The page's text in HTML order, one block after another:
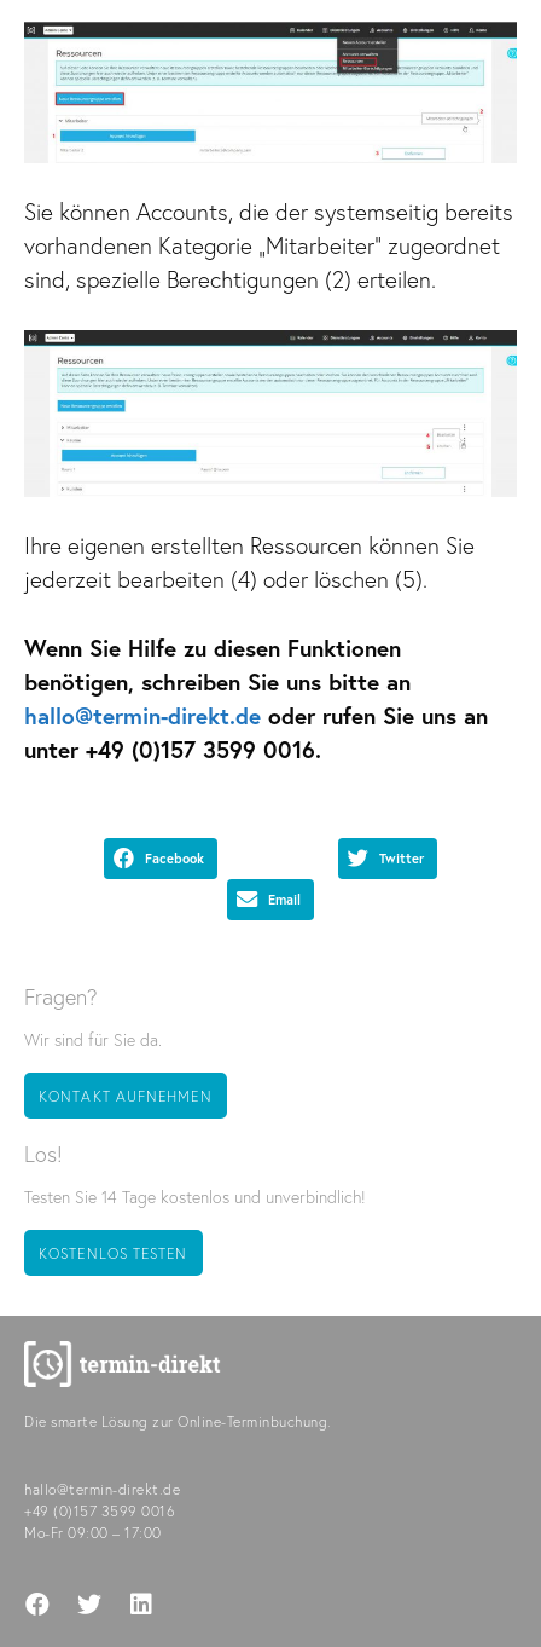
Sie können Accounts, die der systemseitig bereits
vorhandenen Kategorie „Mitarbeiter“ zugeordnet
sind, spezielle Berechtigungen (2) erteilen.
Ihre eigenen erstellten Ressourcen können Sie
jederzeit bearbeiten (4) oder löschen (5).
Wenn Sie Hilfe zu diesen Funktionen
benötigen, schreiben Sie uns bitte an
hallo@termin-direkt.de oder rufen Sie uns an
unter +49 (0)157 3599 0016.
Facebook Twitter
Email
Fragen?
Wir sind für Sie da.
KONTAKT AUFNEHMEN
Los!
Testen Sie 14 Tage kostenlos und unverbindlich!
KOSTENLOS TESTEN
Die smarte Lösung zur Online-Terminbuchung.
hallo@termin-direkt.de
+49 (0)157 3599 0016
Mo-Fr 09:00 – 17:00